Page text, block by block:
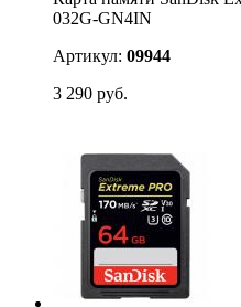
032G-GN4IN
Артикул: 09944
3 290 руб.